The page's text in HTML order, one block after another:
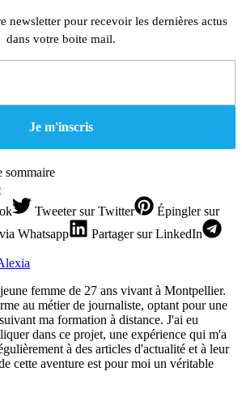
newsletter pour recevoir les dernières actus
dans votre boite mail.
sommaire
Tweetersur Twitter Épinglersur
Whatsapp Partagersur LinkedIn
femme de 27 ans vivant à Montpellier.
au métier de journaliste, optant pour une
ma formation à distance. J'ai eu
dans ce projet, une expérience qui m'a
à des articles d'actualité et à leur
cette aventure est pour moi un véritable